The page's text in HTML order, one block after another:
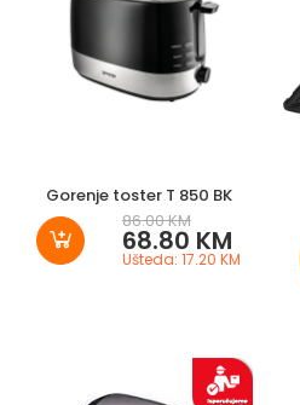
Gorenje toster T 850 BK
86.00 KM
68.80 KM
Ušteda: 17.20 KM